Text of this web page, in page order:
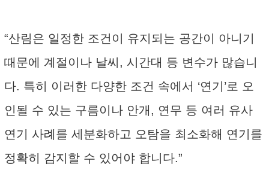
“산림은 일정한 조건이 유지되는 공간이 아니기
때문에 계절이나 날씨, 시간대 등 변수가 많습니
다. 특히 이러한 다양한 조건 속에서 ‘연기’로 오
인될 수 있는 구름이나 안개, 연무 등 여러 유사
연기 사례를 세분화하고 오탐을 최소화해 연기를
정확히 감지할 수 있어야 합니다.”